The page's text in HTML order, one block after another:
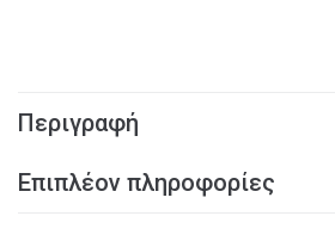
Περιγραφή
Επιπλέον πληροφορίες